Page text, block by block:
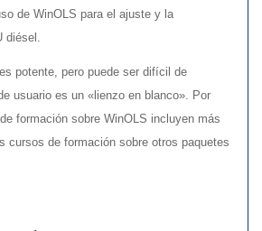
de WinOLS para el ajuste y la
diésel.
potente, pero puede ser difícil de
usuario es un «lienzo en blanco». Por
formación sobre WinOLS incluyen más
cursos de formación sobre otros paquetes